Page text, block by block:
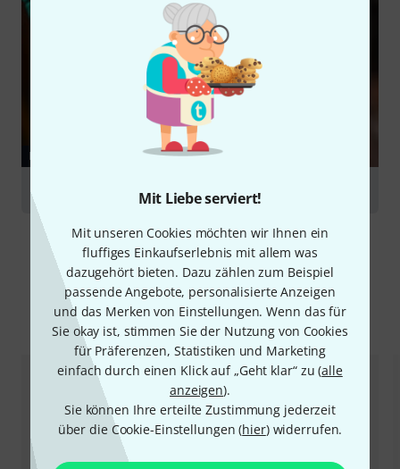
Mit Liebe serviert!
Mit unseren Cookies möchten wir Ihnen ein
fluffiges Einkaufserlebnis mit allem was
dazugehört bieten. Dazu zählen zum Beispiel
passende Angebote, personalisierte Anzeigen
und das Merken von Einstellungen. Wenn das für
Sie okay ist, stimmen Sie der Nutzung von Cookies
für Präferenzen, Statistiken und Marketing
einfach durch einen Klick auf „Geht klar“ zu (alle
anzeigen).
Sie können Ihre erteilte Zustimmung jederzeit
über die Cookie-Einstellungen (hier) widerrufen.
RATGEBER
Alternativen vergleichen